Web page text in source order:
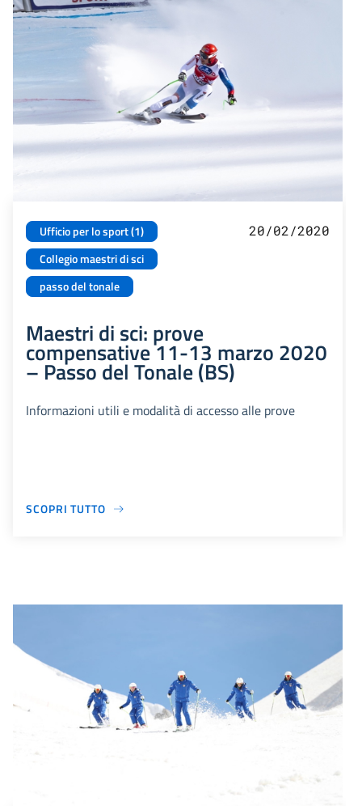
Ufficio per lo sport (1)
Collegio maestri di sci
passo del tonale
20/02/2020
Maestri di sci: prove
compensative 11-13 marzo 2020
– Passo del Tonale (BS)
Informazioni utili e modalità di accesso alle prove
SCOPRI TUTTO